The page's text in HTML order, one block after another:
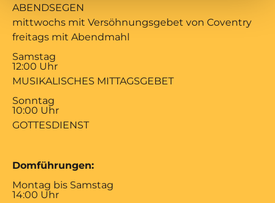
ABENDSEGEN
mittwochs mit Versöhnungsgebet von Coventry
freitags mit Abendmahl
Samstag
12:00 Uhr
MUSIKALISCHES MITTAGSGEBET
Sonntag
10:00 Uhr
GOTTESDIENST
Domführungen:
Montag bis Samstag
14:00 Uhr